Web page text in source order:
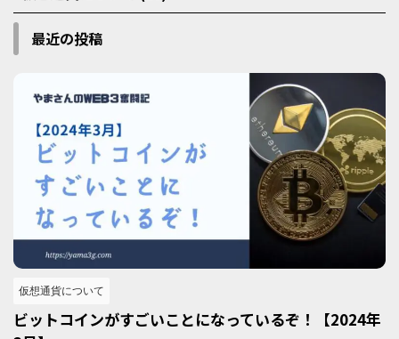
最近の投稿
仮想通貨について
ビットコインがすごいことになっているぞ！【2024年